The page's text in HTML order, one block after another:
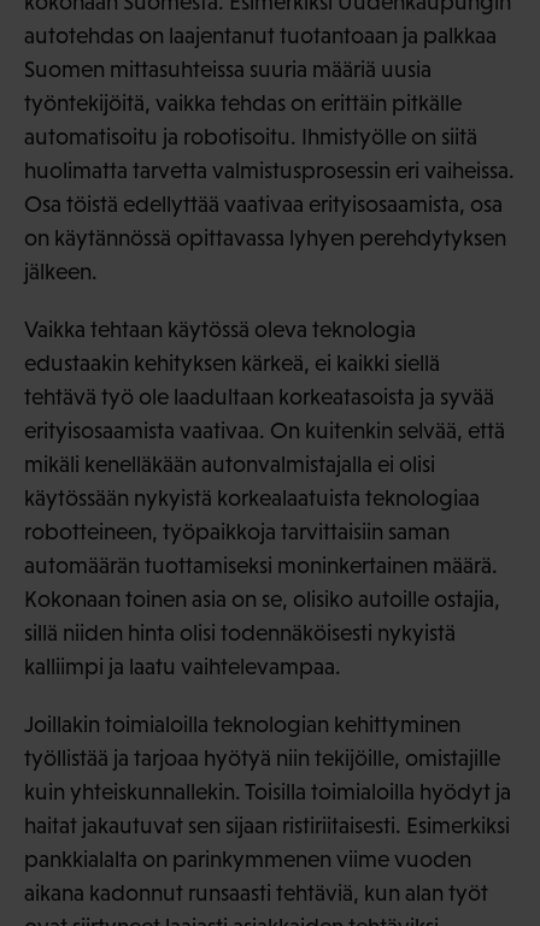
autotehdas on laajentanut tuotantoaan ja palkkaa
Suomen mittasuhteissa suuria määriä uusia
työntekijöitä, vaikka tehdas on erittäin pitkälle
automatisoitu ja robotisoitu. Ihmistyölle on siitä
huolimatta tarvetta valmistusprosessin eri vaiheissa.
Osa töistä edellyttää vaativaa erityisosaamista, osa
on käytännössä opittavassa lyhyen perehdytyksen
jälkeen.
Vaikka tehtaan käytössä oleva teknologia
edustaakin kehityksen kärkeä, ei kaikki siellä
tehtävä työ ole laadultaan korkeatasoista ja syvää
erityisosaamista vaativaa. On kuitenkin selvää, että
mikäli kenelläkään autonvalmistajalla ei olisi
käytössään nykyistä korkealaatuista teknologiaa
robotteineen, työpaikkoja tarvittaisiin saman
automäärän tuottamiseksi moninkertainen määrä.
Kokonaan toinen asia on se, olisiko autoille ostajia,
sillä niiden hinta olisi todennäköisesti nykyistä
kalliimpi ja laatu vaihtelevampaa.
Joillakin toimialoilla teknologian kehittyminen
työllistää ja tarjoaa hyötyä niin tekijöille, omistajille
kuin yhteiskunnallekin. Toisilla toimialoilla hyödyt ja
haitat jakautuvat sen sijaan ristiriitaisesti. Esimerkiksi
pankkialalta on parinkymmenen viime vuoden
aikana kadonnut runsaasti tehtäviä, kun alan työt